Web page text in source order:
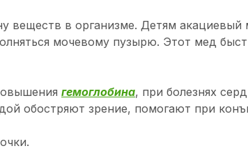
в организме. Детям акациевый
мочевому пузырю. Этот мед
гемоглобина, при болезнях
обостряют зрение, помогают при